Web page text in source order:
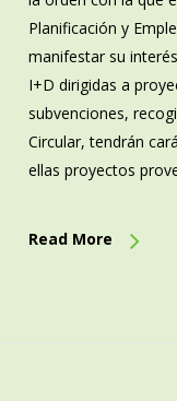
Planificación y
manifestar su
I+D dirigidas a
subvenciones,
Circular, tendrán
ellas proyectos
Read More